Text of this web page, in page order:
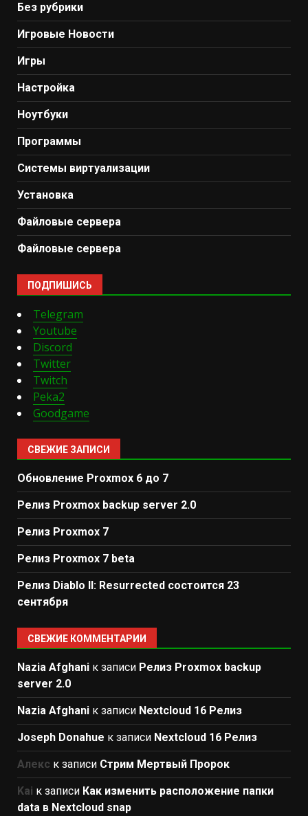
Без рубрики
Игровые Новости
Игры
Настройка
Ноутбуки
Программы
Системы виртуализации
Установка
Файловые сервера
Файловые сервера
ПОДПИШИСЬ
Telegram
Youtube
Discord
Twitter
Twitch
Peka2
Goodgame
СВЕЖИЕ ЗАПИСИ
Обновление Proxmox 6 до 7
Релиз Proxmox backup server 2.0
Релиз Proxmox 7
Релиз Proxmox 7 beta
Релиз Diablo II: Resurrected состоится 23
сентября
СВЕЖИЕ КОММЕНТАРИИ
Nazia Afghani к записи Релиз Proxmox backup
server 2.0
Nazia Afghani к записи Nextcloud 16 Релиз
Joseph Donahue к записи Nextcloud 16 Релиз
Алекс к записи Стрим Мертвый Пророк
Kai к записи Как изменить расположение папки
data в Nextcloud snap